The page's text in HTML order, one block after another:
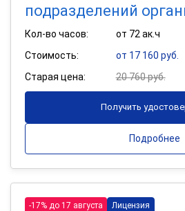
подразделений
Кол-во часов:
от 72 ак.ч
Стоимость:
от 17 160 руб.
Старая цена:
20 760 руб.
Получить
Подробнее
-17% до 17 августа Лицензия